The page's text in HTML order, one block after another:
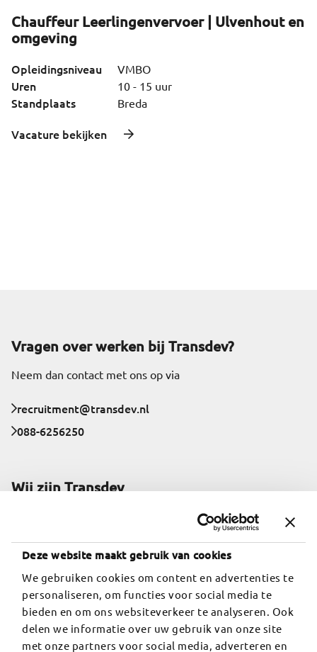
Deze website maakt gebruik van cookies
We gebruiken cookies om content en advertenties te
personaliseren, om functies voor social media te
bieden en om ons websiteverkeer te analyseren. Ook
delen we informatie over uw gebruik van onze site
met onze partners voor social media, adverteren en
Chauffeur Leerlingenvervoer | Ulvenhout en
omgeving
Opleidingsniveau VMBO
Uren 10 - 15 uur
Standplaats Breda
Vacature bekijken
Vragen over werken bij Transdev?
Neem dan contact met ons op via
recruitment@transdev.nl
088-6256250
Wij zijn Transdev
Welkom bij Transdev, leuk dat je bij ons wil instappen.
Transdev is een toonaangevend internationaal
mobiliteitsbedrijf en biedt jou een baan met veel
verantwoordelijkheid en waarbij je iedere dag nieuwe
mensen ontmoet.
Meer over Transdev
Volg ons